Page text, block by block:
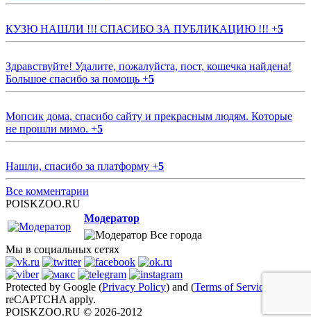
КУЗЮ НАШЛИ !!! СПАСИБО ЗА ПУБЛИКАЦИЮ !!! +5
Здравствуйте! Удалите, пожалуйста, пост, кошечка найдена!
Большое спасибо за помощь +5
Мопсик дома, спасибо сайту и прекрасным людям. Которые
не прошли мимо. +5
Нашли, спасибо за платформу +5
Все комментарии
POISKZOO.RU
Модератор
Все города
Мы в социальных сетях
Protected by Google (Privacy Policy) and (Terms of Service
reCAPTCHA apply.
POISKZOO.RU © 2026-2012